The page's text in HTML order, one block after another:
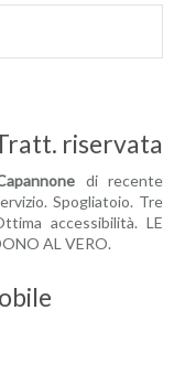
riservata
di recente
Spogliatoio. Tre
accessibilità. LE
AL VERO.